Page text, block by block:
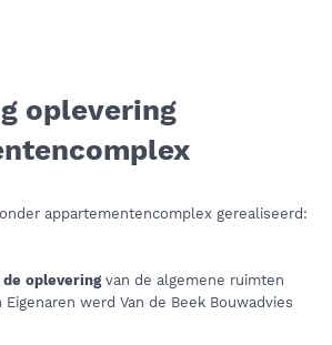
oplevering
appartementencomplex gerealiseerd:
de opleveringvan de algemene ruimten
Eigenaren werd Van de Beek Bouwadvies